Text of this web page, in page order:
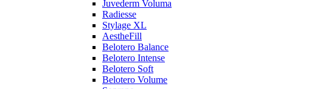
Juvederm Voluma
Radiesse
Stylage XL
AestheFill
Belotero Balance
Belotero Intense
Belotero Soft
Belotero Volume